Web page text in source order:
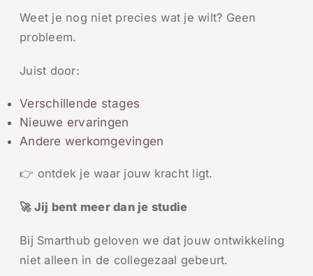
Weet je nog niet precies wat je wilt? Geen
probleem.
Juist door:
Verschillende stages
Nieuwe ervaringen
Andere werkomgevingen
👉 ontdek je waar jouw kracht ligt.
🚀 Jij bent meer dan je studie
Bij Smarthub geloven we dat jouw ontwikkeling
niet alleen in de collegezaal gebeurt.